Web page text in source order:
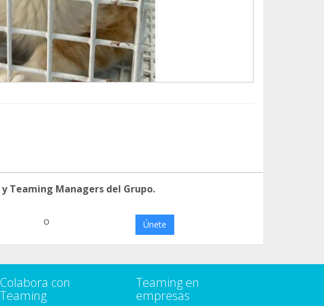
Teaming Managers del Grupo.
o Únete
Colabora con
Teaming
Teaming en
empresas